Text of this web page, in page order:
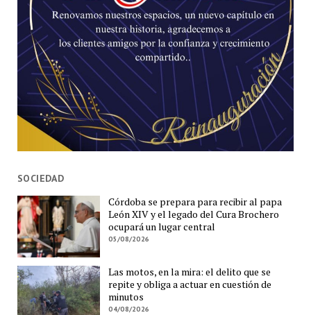
SOCIEDAD
Córdoba se prepara para recibir al papa
León XIV y el legado del Cura Brochero
ocupará un lugar central
05/08/2026
Las motos, en la mira: el delito que se
repite y obliga a actuar en cuestión de
minutos
04/08/2026